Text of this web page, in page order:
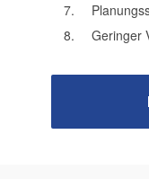
Geringer